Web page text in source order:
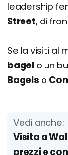
leadership
Street, di
Se la visiti al
bagel o un
Bagels o
Vedi anche:
Visita a
prezzi e